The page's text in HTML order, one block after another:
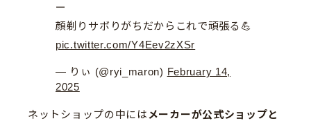
ー
顔剃りサボりがちだからこれで頑張る💪
pic.twitter.com/Y4Eev2zXSr
— りぃ (@ryi_maron) February 14,
2025
ネットショップの中にはメーカーが公式ショップと